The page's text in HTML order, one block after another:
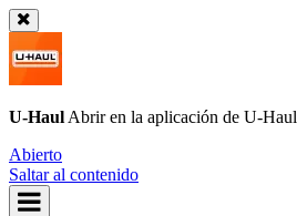
U-Haul Abrir en la aplicación de U-Haul
Abierto
Saltar al contenido